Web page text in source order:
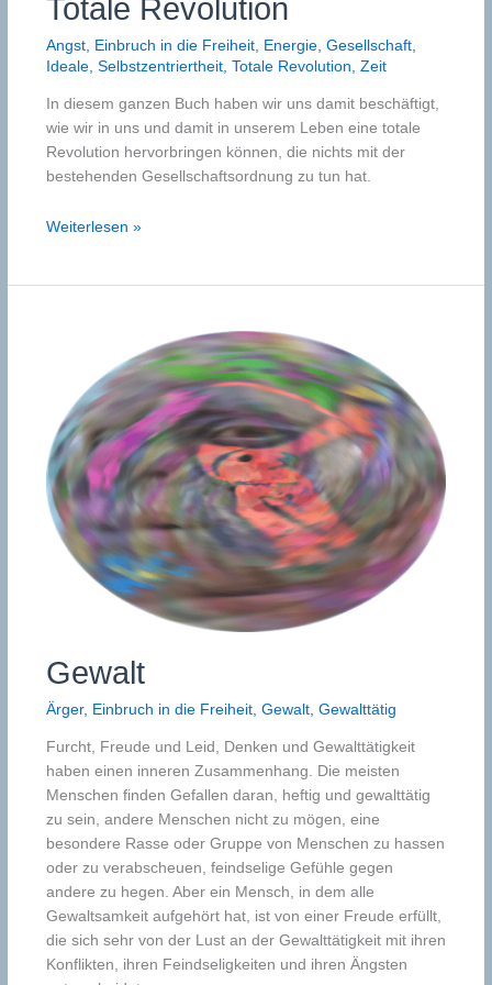
Totale Revolution
Angst, Einbruch in die Freiheit, Energie, Gesellschaft,
Ideale, Selbstzentriertheit, Totale Revolution, Zeit
In diesem ganzen Buch haben wir uns damit beschäftigt,
wie wir in uns und damit in unserem Leben eine totale
Revolution hervorbringen können, die nichts mit der
bestehenden Gesellschaftsordnung zu tun hat.
Totale
Weiterlesen »
Gewalt
Ärger, Einbruch in die Freiheit, Gewalt, Gewalttätig
Furcht, Freude und Leid, Denken und Gewalttätigkeit
haben einen inneren Zusammenhang. Die meisten
Menschen finden Gefallen daran, heftig und gewalttätig
zu sein, andere Menschen nicht zu mögen, eine
besondere Rasse oder Gruppe von Menschen zu hassen
oder zu verabscheuen, feindselige Gefühle gegen
andere zu hegen. Aber ein Mensch, in dem alle
Gewaltsamkeit aufgehört hat, ist von einer Freude erfüllt,
die sich sehr von der Lust an der Gewalttätigkeit mit ihren
Konflikten, ihren Feindseligkeiten und ihren Ängsten